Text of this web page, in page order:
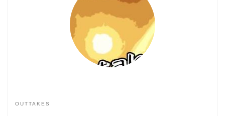
OUTTAKES